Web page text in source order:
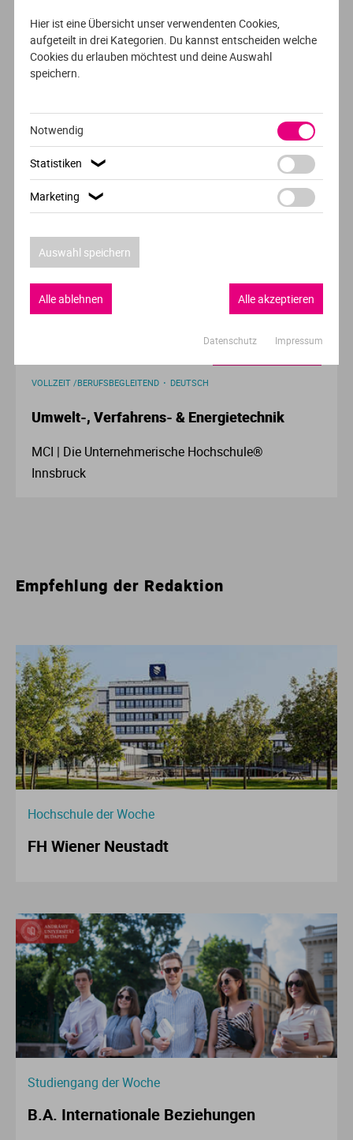
Mechatronik
MCI | Die Unternehmerische Hochschule®
VOLLZEIT /BERUFSBEGLEITEND
AUSFÜHRLICHES PROFIL
MCI | Die Unternehmerische Hochschule®
Innsbruck
VOLLZEIT /BERUFSBEGLEITEND DEUTSCH
Umwelt-, Verfahrens- & Energietechnik
MCI | Die Unternehmerische Hochschule®
Innsbruck
Empfehlung der Redaktion
Hochschule der Woche
FH Wiener Neustadt
Studiengang der Woche
B.A. Internationale Beziehungen
Hier ist eine Übersicht unser verwendenten Cookies,
aufgeteilt in drei Kategorien. Du kannst entscheiden welche
Cookies du erlauben möchtest und deine Auswahl
speichern.
Notwendig
Statistiken ❯
Marketing ❯
Auswahl speichern
Alle akzeptieren
Alle ablehnen
Datenschutz Impressum